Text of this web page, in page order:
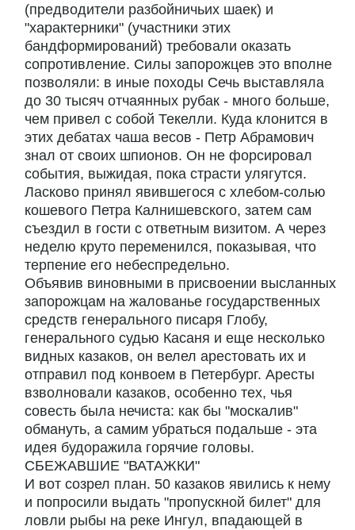
(предводители разбойничьих шаек) и
"характерники" (участники этих
бандформирований) требовали оказать
сопротивление. Силы запорожцев это вполне
позволяли: в иные походы Сечь выставляла
до 30 тысяч отчаянных рубак - много больше,
чем привел с собой Текелли. Куда клонится в
этих дебатах чаша весов - Петр Абрамович
знал от своих шпионов. Он не форсировал
события, выжидая, пока страсти улягутся.
Ласково принял явившегося с хлебом-солью
кошевого Петра Калнишевского, затем сам
съездил в гости с ответным визитом. А через
неделю круто переменился, показывая, что
терпение его небеспредельно.
Объявив виновными в присвоении высланных
запорожцам на жалованье государственных
средств генерального писаря Глобу,
генерального судью Касаня и еще несколько
видных казаков, он велел арестовать их и
отправил под конвоем в Петербург. Аресты
взволновали казаков, особенно тех, чья
совесть была нечиста: как бы "москалив"
обмануть, а самим убраться подальше - эта
идея будоражила горячие головы.
СБЕЖАВШИЕ "ВАТАЖКИ"
И вот созрел план. 50 казаков явились к нему
и попросили выдать "пропускной билет" для
ловли рыбы на реке Ингул, впадающей в